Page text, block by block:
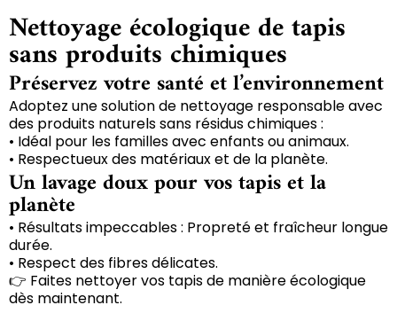
Nettoyage écologique de tapis
sans produits chimiques
Préservez votre santé et l’environnement
Adoptez une solution de nettoyage responsable avec
des produits naturels sans résidus chimiques :
• Idéal pour les familles avec enfants ou animaux.
• Respectueux des matériaux et de la planète.
Un lavage doux pour vos tapis et la
planète
• Résultats impeccables : Propreté et fraîcheur longue
durée.
• Respect des fibres délicates.
👉 Faites nettoyer vos tapis de manière écologique
dès maintenant.